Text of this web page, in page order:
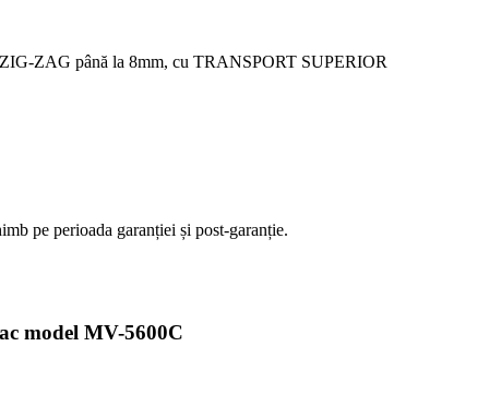
ZAG până la 8mm, cu TRANSPORT SUPERIOR
pe perioada garanției și post-garanție.
model MV-5600C